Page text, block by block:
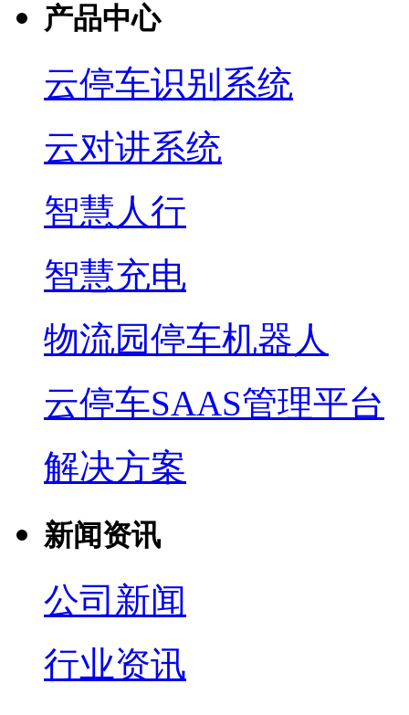
产品中心
云停车识别系统
云对讲系统
智慧人行
智慧充电
物流园停车机器人
云停车SAAS管理平台
解决方案
新闻资讯
公司新闻
行业资讯